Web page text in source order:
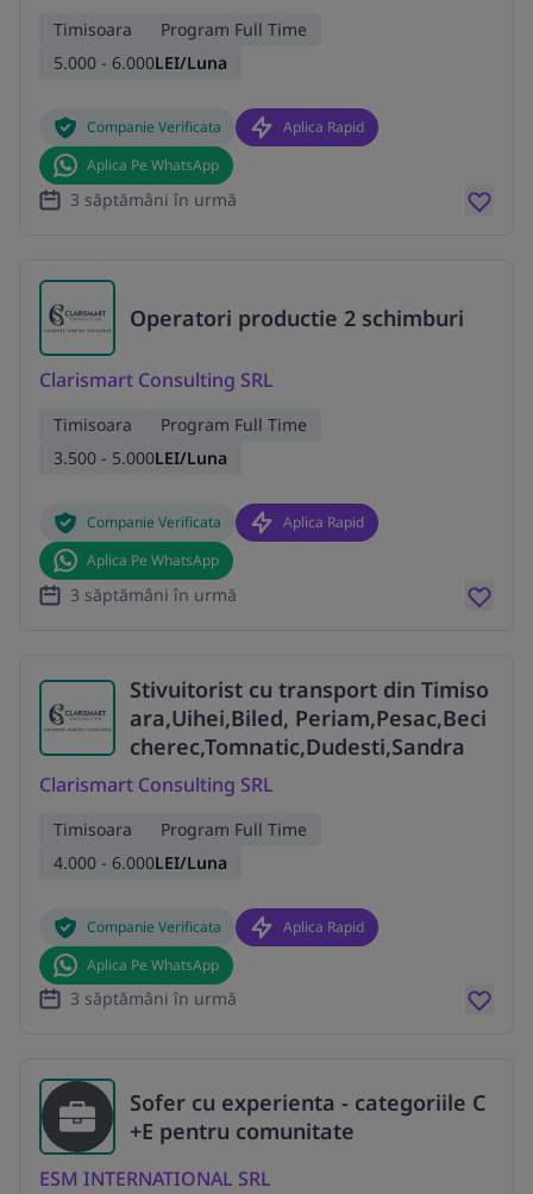
Timisoara
Program Full Time
5.000 - 6.000LEI/Luna
Companie Verificata
Aplica Rapid
Aplica Pe WhatsApp
3 săptămâni în urmă
Operatori productie 2 schimburi
Clarismart Consulting SRL
Timisoara
Program Full Time
3.500 - 5.000LEI/Luna
Companie Verificata
Aplica Rapid
Aplica Pe WhatsApp
3 săptămâni în urmă
Stivuitorist cu transport din Timiso
ara,Uihei,Biled, Periam,Pesac,Beci
cherec,Tomnatic,Dudesti,Sandra
Clarismart Consulting SRL
Timisoara
Program Full Time
4.000 - 6.000LEI/Luna
Companie Verificata
Aplica Rapid
Aplica Pe WhatsApp
3 săptămâni în urmă
Sofer cu experienta - categoriile C
+E pentru comunitate
ESM INTERNATIONAL SRL